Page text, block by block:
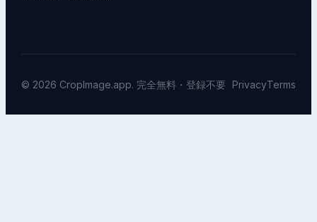
© 2026 CropImage.app. 完全無料・登録不要 PrivacyTerms